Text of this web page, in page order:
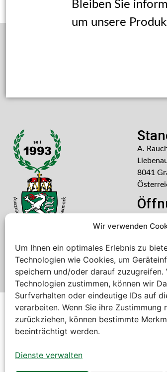
Wir verwenden
Um Ihnen ein optimales Erlebnis zu
Technologien wie Cookies, um
speichern und/oder darauf zuzugreifen.
Technologien zustimmen, können wir
Surfverhalten oder eindeutige IDs auf
verarbeiten. Wenn Sie ihre Zustimmung
zurückziehen, können bestimmte
beeinträchtigt werden.
Dienste verwalten
Bleiben Sie
um unsere
A.
8041
Freitag:
Bei diesem Webshop handelt es sich um
A. Rauch GmbH – Ihr Experte aus
Sämtliche Angebote der A. Rauch GmbH
der Schweiz (weitere Länder auf Anfrage).